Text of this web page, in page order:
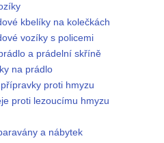
kbelíky na kolečkách
vozíky s policemi
a prádelní skříně
na prádlo
proti hmyzu
proti lezoucímu hmyzu
a nábytek